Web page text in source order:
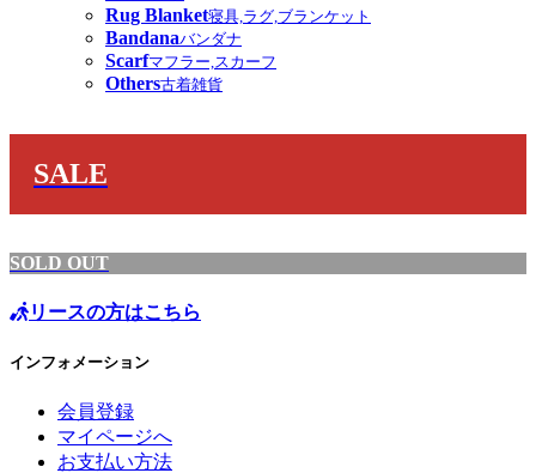
Rug Blanket寝具,ラグ,ブランケット
Bandanaバンダナ
Scarfマフラー,スカーフ
Others古着雑貨
SALE
SOLD OUT
リースの方はこちら
インフォメーション
会員登録
マイページへ
お支払い方法